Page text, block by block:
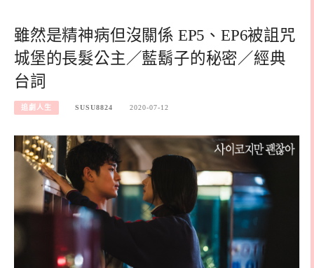
雖然是精神病但沒關係 EP5、EP6被詛咒
城堡的長髮公主／藍鬍子的秘密／經典
台詞
追劇人生 SUSU8824 2020-07-12